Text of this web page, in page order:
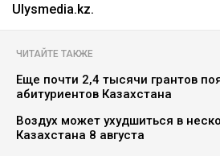
Ulysmedia.kz.
ЧИТАЙТЕ ТАКЖЕ
Еще почти 2,4 тысячи грантов
абитуриентов Казахстана
Воздух может ухудшиться в
Казахстана 8 августа